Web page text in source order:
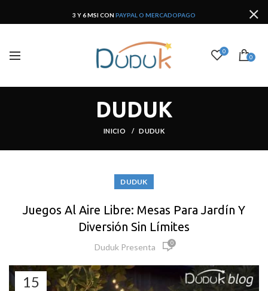
3 Y 6 MSI CON PAYPAL O MERCADOPAGO
0
0
DUDUK
INICIO DUDUK
DUDUK
Juegos Al Aire Libre: Mesas Para Jardín Y
Diversión Sin Límites
Duduk Presenta 0
15